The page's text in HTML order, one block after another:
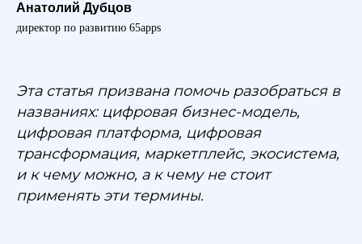
Анатолий Дубцов
директор по развитию 65apps
Эта статья призвана помочь разобраться в
названиях: цифровая бизнес-модель,
цифровая платформа, цифровая
трансформация, маркетплейс, экосистема,
и к чему можно, а к чему не стоит
применять эти термины.